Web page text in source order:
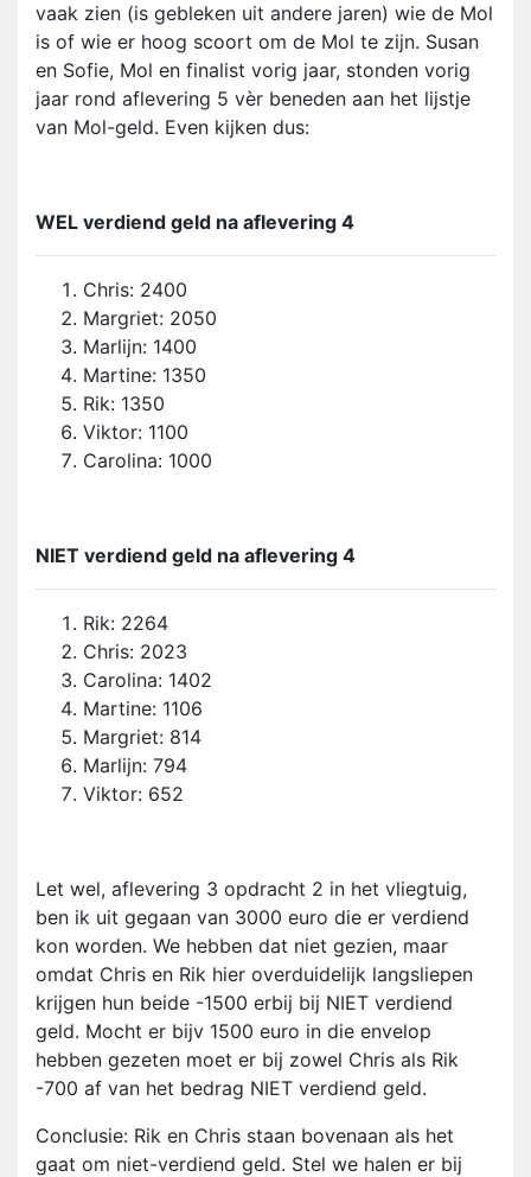
vaak zien (is gebleken uit andere jaren) wie de Mol
is of wie er hoog scoort om de Mol te zijn. Susan
en Sofie, Mol en finalist vorig jaar, stonden vorig
jaar rond aflevering 5 vèr beneden aan het lijstje
van Mol-geld. Even kijken dus:
WEL verdiend geld na aflevering 4
Chris: 2400
Margriet: 2050
Marlijn: 1400
Martine: 1350
Rik: 1350
Viktor: 1100
Carolina: 1000
NIET verdiend geld na aflevering 4
Rik: 2264
Chris: 2023
Carolina: 1402
Martine: 1106
Margriet: 814
Marlijn: 794
Viktor: 652
Let wel, aflevering 3 opdracht 2 in het vliegtuig,
ben ik uit gegaan van 3000 euro die er verdiend
kon worden. We hebben dat niet gezien, maar
omdat Chris en Rik hier overduidelijk langsliepen
krijgen hun beide -1500 erbij bij NIET verdiend
geld. Mocht er bijv 1500 euro in die envelop
hebben gezeten moet er bij zowel Chris als Rik
-700 af van het bedrag NIET verdiend geld.
Conclusie: Rik en Chris staan bovenaan als het
gaat om niet-verdiend geld. Stel we halen er bij